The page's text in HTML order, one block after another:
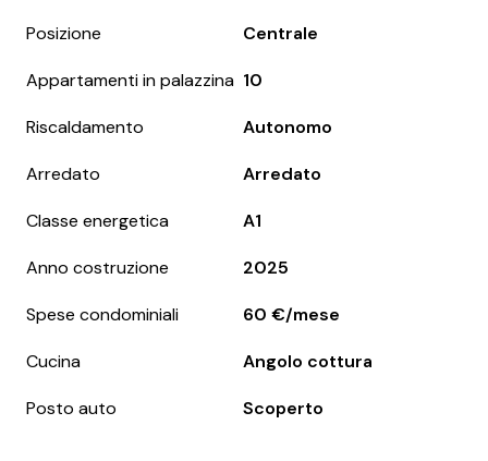
Posizione Centrale
Appartamenti in palazzina 10
Riscaldamento Autonomo
Arredato Arredato
Classe energetica A1
Anno costruzione 2025
Spese condominiali 60 €/mese
Cucina Angolo cottura
Posto auto Scoperto